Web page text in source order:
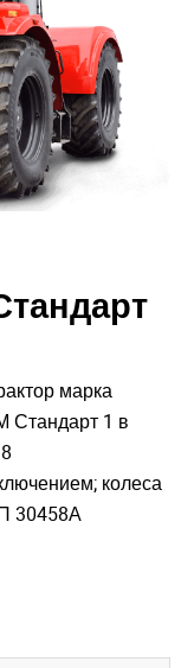
марка
Стандарт 1 в
колеса
30458А